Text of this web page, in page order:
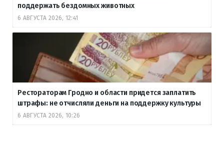
поддержать бездомных животных
6 АВГУСТА 2026, 12:41
Рестораторам Гродно и области придется заплатить
штрафы: не отчисляли деньги на поддержку культуры
6 АВГУСТА 2026, 10:26